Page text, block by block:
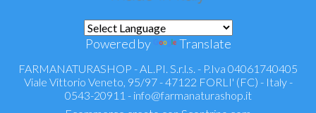
Powered by Translate
FARMANATURASHOP - AL.PI. S.r.l.s. - P.Iva 04061740405
Viale Vittorio Veneto, 95/97 - 47122 FORLI' (FC) - Italy -
0543-20911 - info@farmanaturashop.it